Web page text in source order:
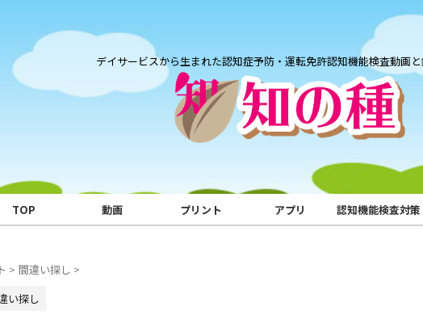
デイサービスから生まれた認知症予防・運転免許認知機能検査動画
TOP 動画 プリント アプリ 認知機能検査対策
> 間違い探し >
い探し